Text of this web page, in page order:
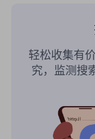
轻松收集有
究，监测搜